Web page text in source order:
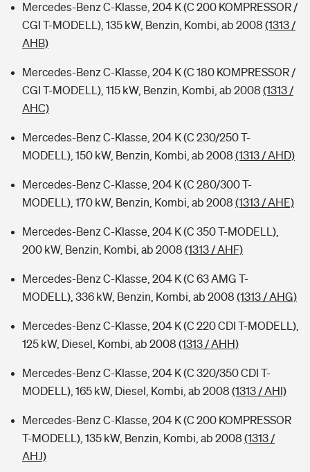
Mercedes-Benz C-Klasse, 204 K (C 200 KOMPRESSOR /
CGI T-MODELL), 135 kW, Benzin, Kombi, ab 2008 (1313 /
AHB)
Mercedes-Benz C-Klasse, 204 K (C 180 KOMPRESSOR /
CGI T-MODELL), 115 kW, Benzin, Kombi, ab 2008 (1313 /
AHC)
Mercedes-Benz C-Klasse, 204 K (C 230/250 T-
MODELL), 150 kW, Benzin, Kombi, ab 2008 (1313 / AHD)
Mercedes-Benz C-Klasse, 204 K (C 280/300 T-
MODELL), 170 kW, Benzin, Kombi, ab 2008 (1313 / AHE)
Mercedes-Benz C-Klasse, 204 K (C 350 T-MODELL),
200 kW, Benzin, Kombi, ab 2008 (1313 / AHF)
Mercedes-Benz C-Klasse, 204 K (C 63 AMG T-
MODELL), 336 kW, Benzin, Kombi, ab 2008 (1313 / AHG)
Mercedes-Benz C-Klasse, 204 K (C 220 CDI T-MODELL),
125 kW, Diesel, Kombi, ab 2008 (1313 / AHH)
Mercedes-Benz C-Klasse, 204 K (C 320/350 CDI T-
MODELL), 165 kW, Diesel, Kombi, ab 2008 (1313 / AHI)
Mercedes-Benz C-Klasse, 204 K (C 200 KOMPRESSOR
T-MODELL), 135 kW, Benzin, Kombi, ab 2008 (1313 /
AHJ)